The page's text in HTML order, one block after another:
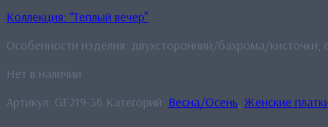
Коллекция: “Теплый вечер”
Особенности изделия: двухсторонний/бахрома/кисточки,
Нет в наличии
Артикул: GF219-36 Категорий: Весна/Осень Женские